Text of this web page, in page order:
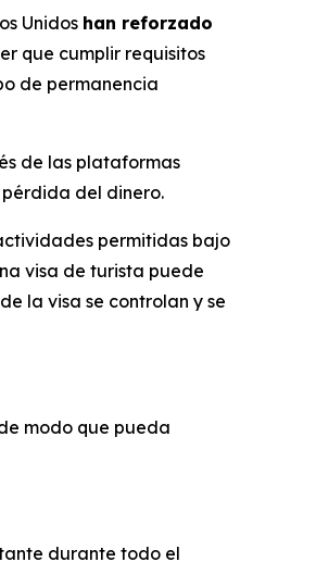
Unidos han reforzado
que cumplir requisitos
de permanencia
de las plataformas
del dinero.
permitidas bajo
visa de turista puede
la visa se controlan y se
modo que pueda
durante todo el